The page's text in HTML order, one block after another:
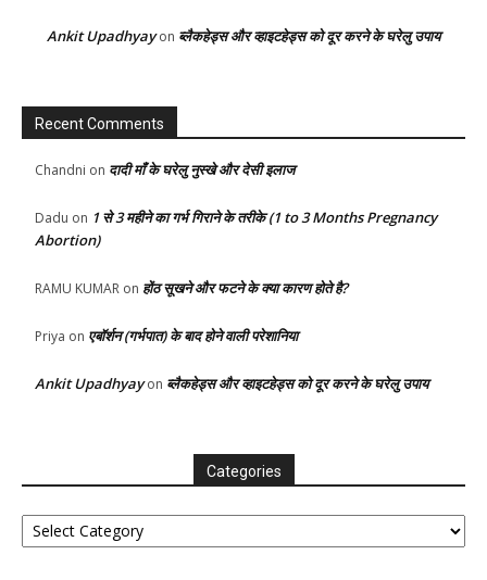
Ankit Upadhyayon ब्लैकहेड्स और व्हाइटहेड्स को दूर करने के घरेलु उपाय
Recent Comments
Chandni on दादी माँ के घरेलु नुस्खे और देसी इलाज
Dadu on 1 से 3 महीने का गर्भ गिराने के तरीके (1 to 3 Months Pregnancy
Abortion)
RAMU KUMAR on होंठ सूखने और फटने के क्या कारण होते है?
Priya on एबॉर्शन (गर्भपात) के बाद होने वाली परेशानिया
Ankit Upadhyayon ब्लैकहेड्स और व्हाइटहेड्स को दूर करने के घरेलु उपाय
Categories
Categories